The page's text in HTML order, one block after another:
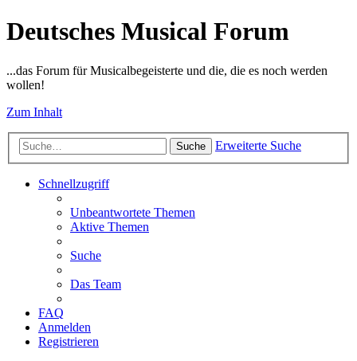
Deutsches Musical Forum
...das Forum für Musicalbegeisterte und die, die es noch werden
wollen!
Zum Inhalt
Suche Erweiterte Suche
Schnellzugriff
Unbeantwortete Themen
Aktive Themen
Suche
Das Team
FAQ
Anmelden
Registrieren